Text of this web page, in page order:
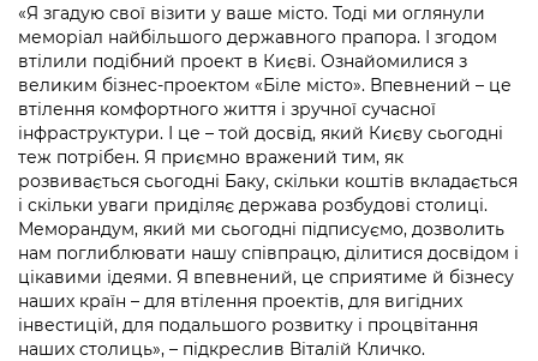
«Я згадую свої візити у ваше місто. Тоді ми оглянули
меморіал найбільшого державного прапора. І згодом
втілили подібний проект в Києві. Ознайомилися з
великим бізнес-проектом «Біле місто». Впевнений – це
втілення комфортного життя і зручної сучасної
інфраструктури. І це – той досвід, який Києву сьогодні
теж потрібен. Я приємно вражений тим, як
розвивається сьогодні Баку, скільки коштів вкладається
і скільки уваги приділяє держава розбудові столиці.
Меморандум, який ми сьогодні підписуємо, дозволить
нам поглиблювати нашу співпрацю, ділитися досвідом і
цікавими ідеями. Я впевнений, це сприятиме й бізнесу
наших країн – для втілення проектів, для вигідних
інвестицій, для подальшого розвитку і процвітання
наших столиць», – підкреслив Віталій Кличко.